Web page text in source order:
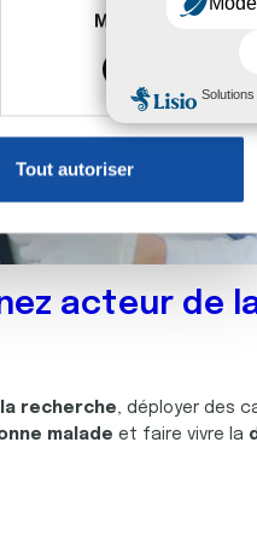
à plusieurs mètres près
reportez-vous à lasection «
sur les cookies.
informations que
Marketing
Tout autoriser
acteur de
recherche, déployer des
malade et faire vivre la